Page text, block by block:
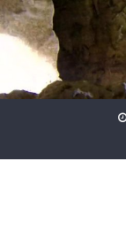
Skip to content